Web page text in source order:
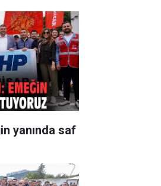
yanında saf